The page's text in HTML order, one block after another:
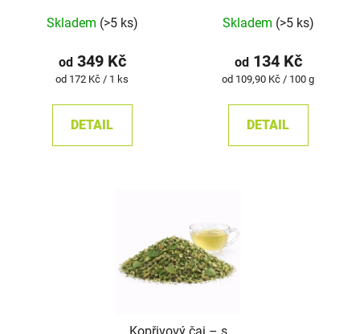
Skladem (>5 ks)
od349 Kč
Měrná
od 172 Kč / 1 ks
DETAIL
hodnocení
produktu
je
z
Skladem (>5 ks)
od134 Kč
Měrná
od 109,90 Kč / 100 g
DETAIL